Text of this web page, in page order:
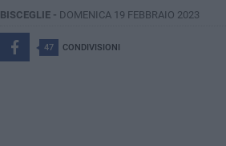
BISCEGLIE - DOMENICA 19 FEBBRAIO 2023
47 CONDIVISIONI